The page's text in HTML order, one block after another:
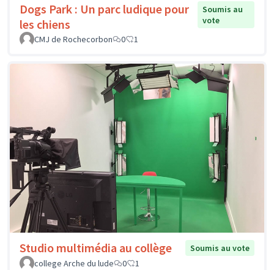
Dogs Park : Un parc ludique pour
les chiens
Soumis au
vote
CMJ de Rochecorbon
0 1
Studio multimédia au collège
Soumis au vote
college Arche du lude
0 1